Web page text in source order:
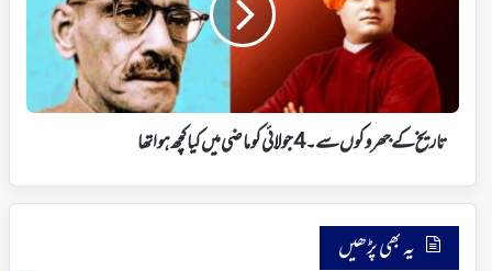
ماضی
میں
ہوا
تھا
تاریخ کے جھروکوں سے۔ 4 جولائی کو ماضی میں کیا کچھ ہوا تھا
یہ بھی پڑھیں